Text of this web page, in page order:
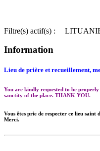
Filtre(s) actif(s) :
Information
Lieu de prière et recueillement,
You are kindly requested to be properly
sanctity of the place. THANK YOU.
Vous êtes prie de respecter ce lieu
Merci.